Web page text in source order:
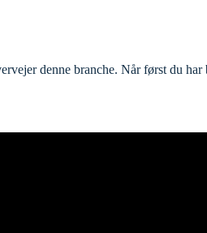
denne branche. Når først du